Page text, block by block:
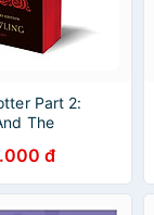
Part 2:
The
Potter và
mật (English
đ